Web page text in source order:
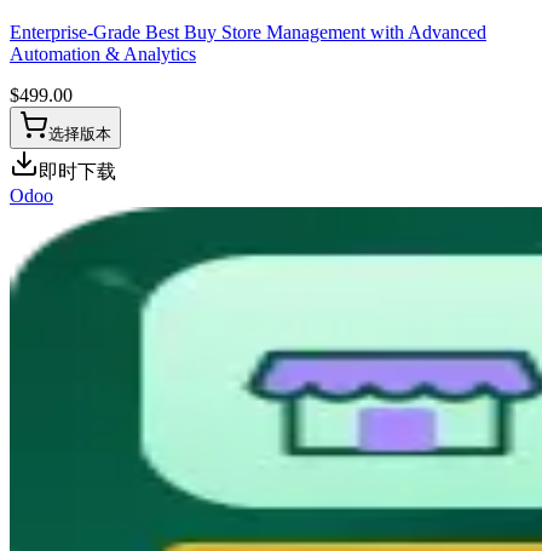
Enterprise-Grade Best Buy Store Management with Advanced
Automation & Analytics
$499.00
选择版本
即时下载
Odoo